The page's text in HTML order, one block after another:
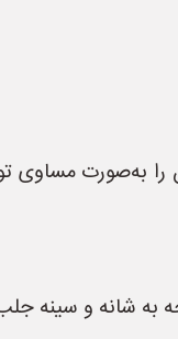
را به‌صورت
به شانه و سینه